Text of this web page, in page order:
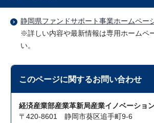
静岡県ファンドサポート事業ホームペー
※詳しい内容や最新情報は専用ホームペ
い。
このページに関するお問い合わせ
経済産業部産業革新局産業イノベーショ
〒420-8601 静岡市葵区追手町9-6